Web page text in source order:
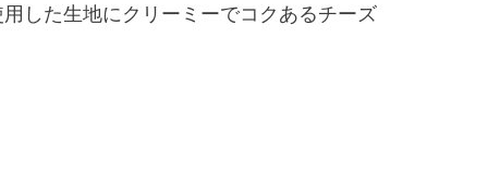
した生地にクリーミーでコクあるチーズ